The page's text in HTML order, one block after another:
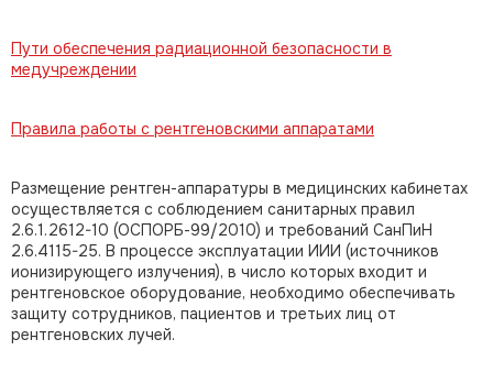
Пути обеспечения радиационной безопасности в
медучреждении
Правила работы с рентгеновскими аппаратами
Размещение рентген-аппаратуры в медицинских кабинетах
осуществляется с соблюдением санитарных правил
2.6.1.2612-10 (ОСПОРБ-99/2010) и требований СанПиН
2.6.4115-25. В процессе эксплуатации ИИИ (источников
ионизирующего излучения), в число которых входит и
рентгеновское оборудование, необходимо обеспечивать
защиту сотрудников, пациентов и третьих лиц от
рентгеновских лучей.